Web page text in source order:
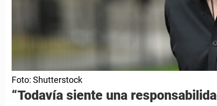
Foto: Shutterstock
“Todavía siente una